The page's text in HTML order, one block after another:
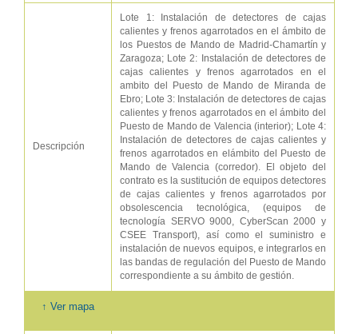
Descripción
Lote 1: Instalación de detectores de cajas
calientes y frenos agarrotados en el ámbito de
los Puestos de Mando de Madrid-Chamartín y
Zaragoza; Lote 2: Instalación de detectores de
cajas calientes y frenos agarrotados en el
ambito del Puesto de Mando de Miranda de
Ebro; Lote 3: Instalación de detectores de cajas
calientes y frenos agarrotados en el ámbito del
Puesto de Mando de Valencia (interior); Lote 4:
Instalación de detectores de cajas calientes y
frenos agarrotados en elámbito del Puesto de
Mando de Valencia (corredor). El objeto del
contrato es la sustitución de equipos detectores
de cajas calientes y frenos agarrotados por
obsolescencia tecnológica, (equipos de
tecnología SERVO 9000, CyberScan 2000 y
CSEE Transport), así como el suministro e
instalación de nuevos equipos, e integrarlos en
las bandas de regulación del Puesto de Mando
correspondiente a su ámbito de gestión.
↑ Ver mapa